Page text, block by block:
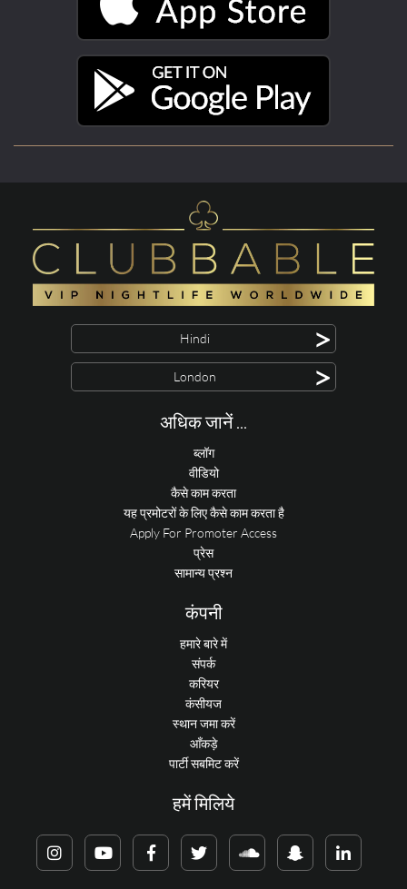
Hindi >
London >
अधिक जानें ...
ब्लॉग
वीडियो
कैसे काम करता
यह प्रमोटरों के लिए कैसे काम करता है
Apply For Promoter Access
प्रेस
सामान्य प्रश्न
कंपनी
हमारे बारे में
संपर्क
करियर
कंसीयज
स्थान जमा करें
आँकड़े
पार्टी सबमिट करें
हमें मिलिये